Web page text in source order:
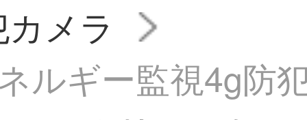
メラ
ルギー監視4g防